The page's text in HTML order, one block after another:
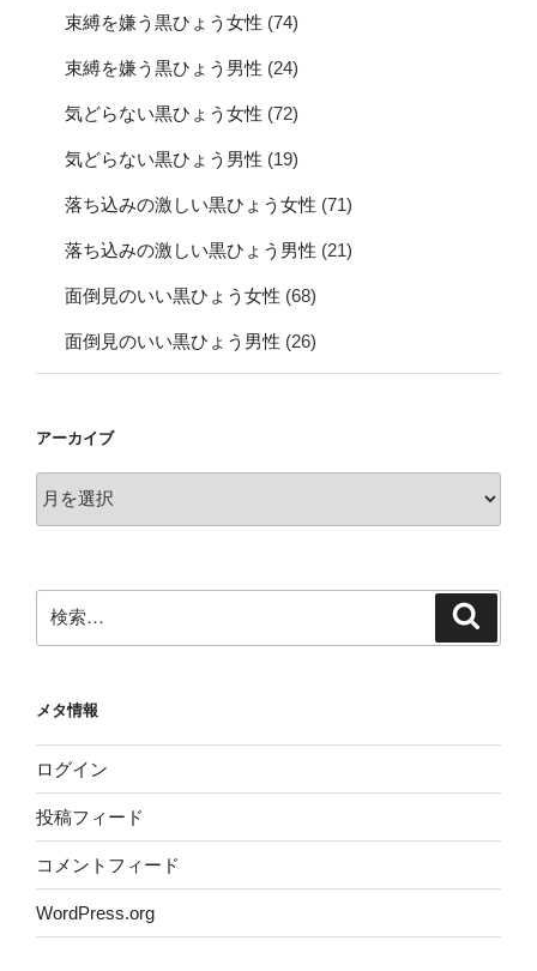
束縛を嫌う黒ひょう女性 (74)
束縛を嫌う黒ひょう男性 (24)
気どらない黒ひょう女性 (72)
気どらない黒ひょう男性 (19)
落ち込みの激しい黒ひょう女性 (71)
落ち込みの激しい黒ひょう男性 (21)
面倒見のいい黒ひょう女性 (68)
面倒見のいい黒ひょう男性 (26)
アーカイブ
ー
索:
メタ情報
ログイン
投稿フィード
コメントフィード
WordPress.org